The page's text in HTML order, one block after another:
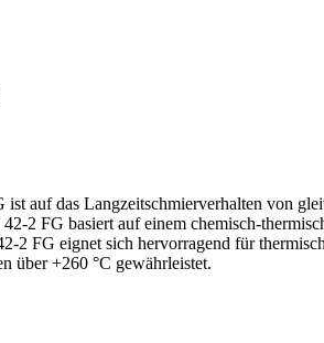
das Langzeitschmierverhalten von
2 FG basiert auf einem chemisch-
FG eignet sich hervorragend für
über +260 °C gewährleistet.